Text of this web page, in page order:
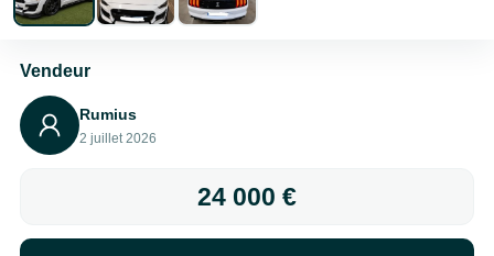
Vendeur
Rumius
2 juillet 2026
24 000 €